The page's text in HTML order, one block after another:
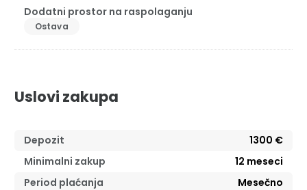
Dodatni prostor na raspolaganju
Ostava
Uslovi zakupa
Depozit
1300 €
Minimalni zakup
12 meseci
Period plaćanja
Mesečno